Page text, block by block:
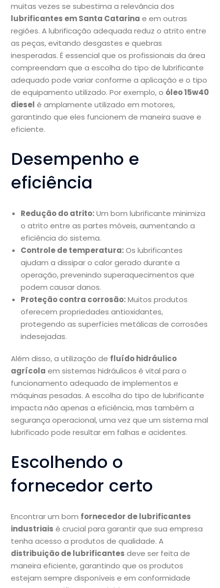
muitas vezes se subestima a relevância dos
lubrificantes em Santa Catarina e em outras
regiões. A lubrificação adequada reduz o atrito entre
as peças, evitando desgastes e quebras
inesperadas. É essencial que os profissionais da área
compreendam que a escolha do tipo de lubrificante
adequado pode variar conforme a aplicação e o tipo
de equipamento utilizado. Por exemplo, o óleo 15w40
diesel é amplamente utilizado em motores,
garantindo que eles funcionem de maneira suave e
eficiente.
Desempenho e
eficiência
Redução do atrito:Um bom lubrificante minimiza
o atrito entre as partes móveis, aumentando a
eficiência do sistema.
Controle de temperatura:Os lubrificantes
ajudam a dissipar o calor gerado durante a
operação, prevenindo superaquecimentos que
podem causar danos.
Proteção contra corrosão:Muitos produtos
oferecem propriedades antioxidantes,
protegendo as superfícies metálicas de corrosões
indesejadas.
Além disso, a utilização de fluído hidráulico
agrícola em sistemas hidráulicos é vital para o
funcionamento adequado de implementos e
máquinas pesadas. A escolha do tipo de lubrificante
impacta não apenas a eficiência, mas também a
segurança operacional, uma vez que um sistema mal
lubrificado pode resultar em falhas e acidentes.
Escolhendo o
fornecedor certo
Encontrar um bom fornecedor de lubrificantes
industriais é crucial para garantir que sua empresa
tenha acesso a produtos de qualidade. A
distribuição de lubrificantes deve ser feita de
maneira eficiente, garantindo que os produtos
estejam sempre disponíveis e em conformidade